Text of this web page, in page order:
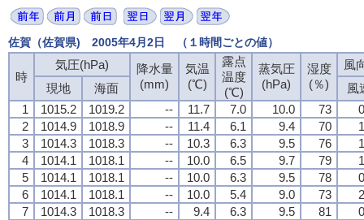
佐賀（佐賀県) 2005年4月2日 （１時間ごとの値）
時
気圧(hPa)
降水量
(mm)
気温
(℃)
露点
温度
(℃)
蒸気圧
(hPa)
湿度
(％)
風
現地
海面
風
1
1015.2 1019.2 -- 11.7 7.0 10.0 73
2
1014.9 1018.9 -- 11.4 6.1 9.4 70
3
1014.3 1018.3 -- 10.3 6.3 9.5 76
4
1014.1 1018.1 -- 10.0 6.5 9.7 79
5
1014.1 1018.1 -- 10.0 6.3 9.5 78
6
1014.1 1018.1 -- 10.0 5.4 9.0 73
7
1014.3 1018.3 -- 9.4 6.3 9.5 81